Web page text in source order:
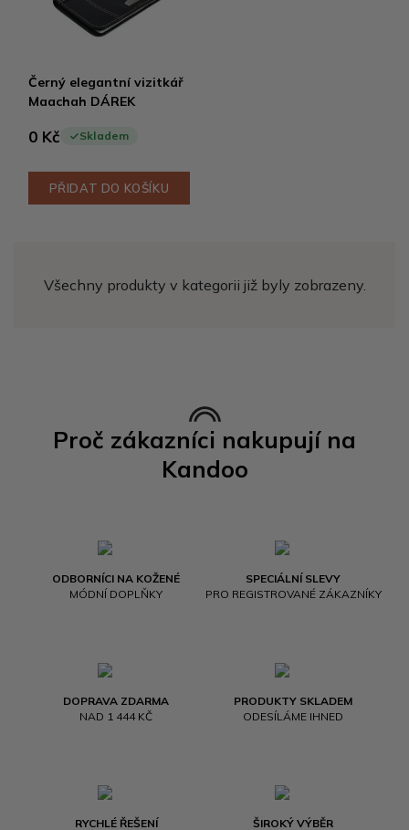
Černý elegantní vizitkář
Maachah DÁREK
0 Kč Skladem
PŘIDAT DO KOŠÍKU
Všechny produkty v kategorii již byly zobrazeny.
Proč zákazníci nakupují na
Kandoo
ODBORNÍCI NA KOŽENÉ
MÓDNÍ DOPLŇKY
SPECIÁLNÍ SLEVY
PRO REGISTROVANÉ ZÁKAZNÍKY
DOPRAVA ZDARMA
NAD 1 444 KČ
PRODUKTY SKLADEM
ODESÍLÁME IHNED
RYCHLÉ ŘEŠENÍ ŠIROKÝ VÝBĚR